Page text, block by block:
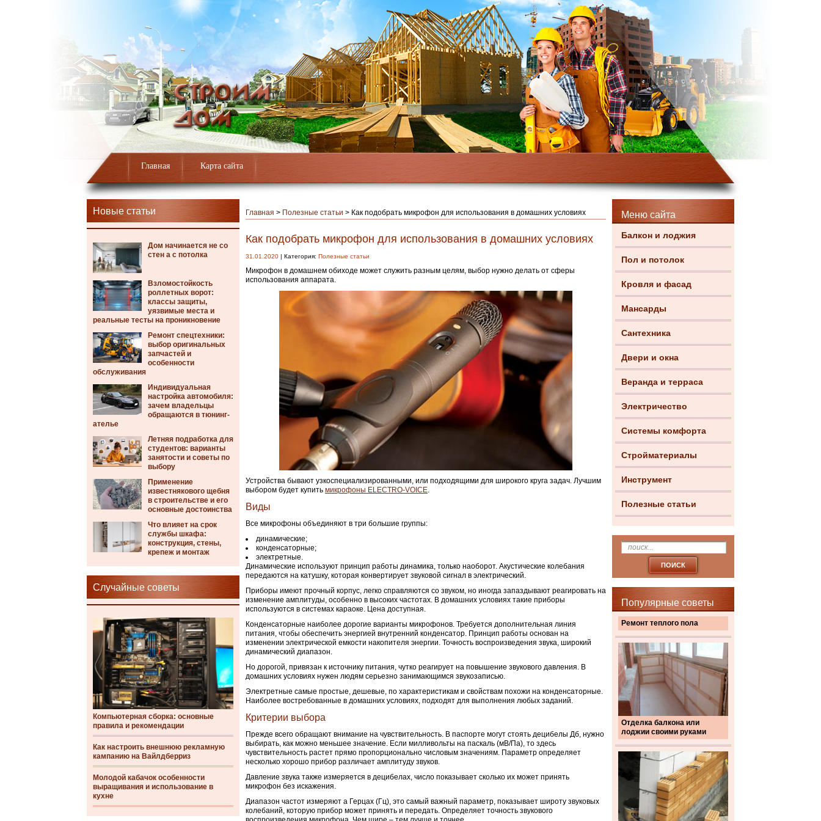
Главная Карта сайта
Новые статьи
Дом начинается не со
стен а с потолка
Взломостойкость
роллетных ворот:
классы защиты,
уязвимые места и
реальные тесты на проникновение
Ремонт спецтехники:
выбор оригинальных
запчастей и
особенности
обслуживания
Индивидуальная
настройка автомобиля:
зачем владельцы
обращаются в тюнинг-
ателье
Летняя подработка для
студентов: варианты
занятости и советы по
выбору
Применение
известнякового щебня
в строительстве и его
основные достоинства
Что влияет на срок
службы шкафа:
конструкция, стены,
крепеж и монтаж
Случайные советы
Компьютерная сборка: основные
правила и рекомендации
Как настроить внешнюю рекламную
кампанию на Вайлдберриз
Молодой кабачок особенности
выращивания и использование в
кухне
Меню сайта
Балкон и лоджия
Пол и потолок
Кровля и фасад
Мансарды
Сантехника
Двери и окна
Веранда и терраса
Электричество
Системы комфорта
Стройматериалы
Инструмент
Полезные статьи
Популярные советы
Ремонт теплого пола
Отделка балкона или
лоджии своими руками
Главная > Полезные статьи > Как подобрать микрофон для использования в домашних условиях
Как подобрать микрофон для использования в домашних условиях
31.01.2020 | Категория: Полезные статьи
Микрофон в домашнем обиходе может служить разным целям, выбор нужно делать от сферы
использования аппарата.
Устройства бывают узкоспециализированными, или подходящими для широкого круга задач. Лучшим
выбором будет купить микрофоны ELECTRO-VOICE.
Виды
Все микрофоны объединяют в три большие группы:
динамические;
конденсаторные;
электретные.
Динамические используют принцип работы динамика, только наоборот. Акустические колебания
передаются на катушку, которая конвертирует звуковой сигнал в электрический.
Приборы имеют прочный корпус, легко справляются со звуком, но иногда запаздывают реагировать на
изменение амплитуды, особенно в высоких частотах. В домашних условиях такие приборы
используются в системах караоке. Цена доступная.
Конденсаторные наиболее дорогие варианты микрофонов. Требуется дополнительная линия
питания, чтобы обеспечить энергией внутренний конденсатор. Принцип работы основан на
изменении электрической емкости накопителя энергии. Точность воспроизведения звука, широкий
динамический диапазон.
Но дорогой, привязан к источнику питания, чутко реагирует на повышение звукового давления. В
домашних условиях нужен людям серьезно занимающимся звукозаписью.
Электретные самые простые, дешевые, по характеристикам и свойствам похожи на конденсаторные.
Наиболее востребованные в домашних условиях, подходят для выполнения любых заданий.
Критерии выбора
Прежде всего обращают внимание на чувствительность. В паспорте могут стоять децибелы Дб, нужно
выбирать, как можно меньшее значение. Если милливольты на паскаль (мВ/Па), то здесь
чувствительность растет прямо пропорционально числовым значениям. Параметр определяет
несколько хорошо прибор различает амплитуду звуков.
Давление звука также измеряется в децибелах, число показывает сколько их может принять
микрофон без искажения.
Диапазон частот измеряют а Герцах (Гц), это самый важный параметр, показывает широту звуковых
колебаний, которую прибор может принять и передать. Определяет точность звукового